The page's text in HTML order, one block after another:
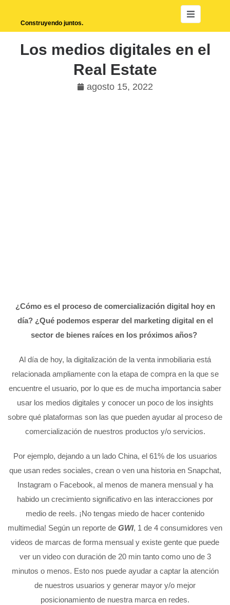
Construyendo juntos.
Los medios digitales en el
Real Estate
agosto 15, 2022
¿Cómo es el proceso de comercialización digital hoy en
día? ¿Qué podemos esperar del marketing digital en el
sector de bienes raíces en los próximos años?
Al día de hoy, la digitalización de la venta inmobiliaria está
relacionada ampliamente con la etapa de compra en la que se
encuentre el usuario, por lo que es de mucha importancia saber
usar los medios digitales y conocer un poco de los insights
sobre qué plataformas son las que pueden ayudar al proceso de
comercialización de nuestros productos y/o servicios.
Por ejemplo, dejando a un lado China, el 61% de los usuarios
que usan redes sociales, crean o ven una historia en Snapchat,
Instagram o Facebook, al menos de manera mensual y ha
habido un crecimiento significativo en las interacciones por
medio de reels. ¡No tengas miedo de hacer contenido
multimedia! Según un reporte de GWI, 1 de 4 consumidores ven
videos de marcas de forma mensual y existe gente que puede
ver un video con duración de 20 min tanto como uno de 3
minutos o menos. Esto nos puede ayudar a captar la atención
de nuestros usuarios y generar mayor y/o mejor
posicionamiento de nuestra marca en redes.